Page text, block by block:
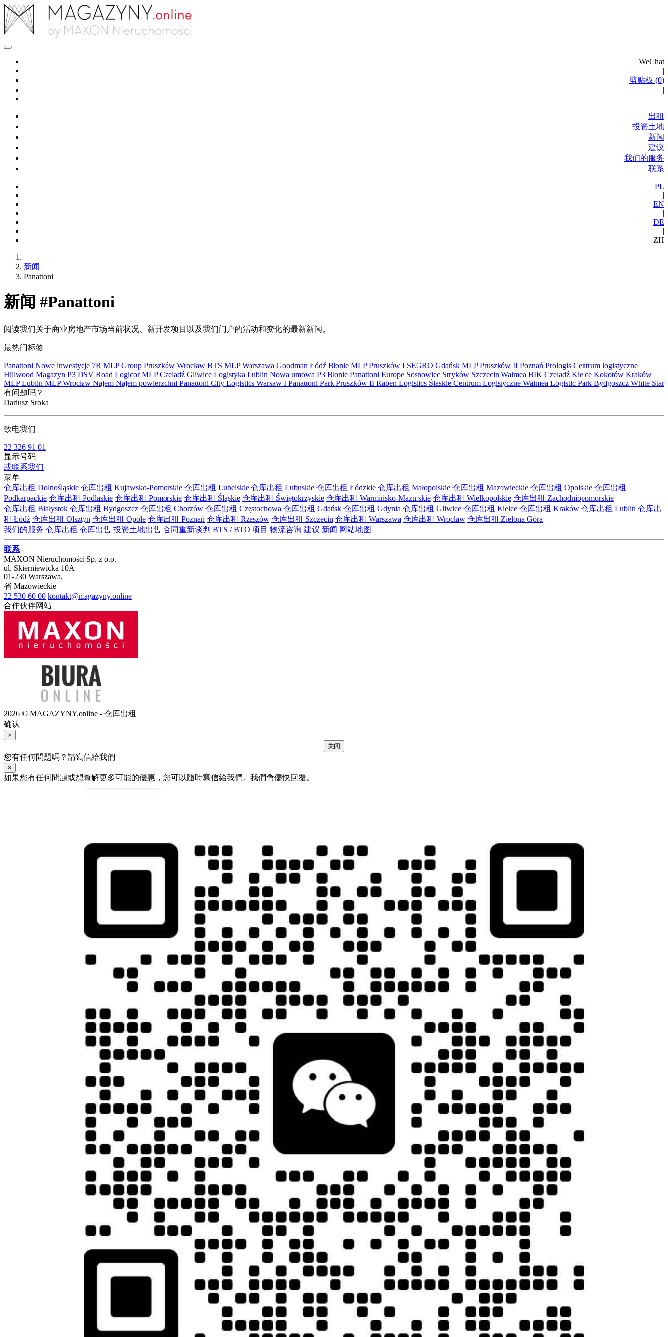
WeChat
|
剪贴板 (0)
|
出租
投资土地
新闻
建议
我们的服务
联系
PL
|
EN
|
DE
|
ZH
新闻
Panattoni
新闻 #Panattoni
阅读我们关于商业房地产市场当前状况、新开发项目以及我们门户的活动和变化的最新新闻。
最热门标签
Panattoni Nowe inwestycje 7R MLP Group Pruszków Wrocław BTS MLPWarszawa Goodman Łódź Błonie MLP Pruszków I SEGRO Gdańsk MLP Pruszków II Poznań Prologis Centrum logistyczne
Hillwood Magazyn P3 DSV Road LogicorMLP Czeladź Gliwice Logistyka Lublin Nowa umowa P3 Błonie Panattoni Europe Sosnowiec Stryków Szczecin Waimea BIK Czeladź Kielce Kokotów Kraków
MLP Lublin MLP Wrocław Najem Najem powierzchni Panattoni City Logistics Warsaw I Panattoni Park Pruszków II Raben Logistics Ślaskie Centrum Logistyczne Waimea Logistic Park Bydgoszcz White Star
有问题吗？
Dariusz Sroka
致电我们
22 326 91 01
显示号码
或联系我们
菜单
仓库出租 Dolnośląskie 仓库出租 Kujawsko-Pomorskie 仓库出租 Lubelskie 仓库出租 Lubuskie 仓库出租 Łódzkie 仓库出租 Małopolskie 仓库出租 Mazowieckie 仓库出租 Opolskie 仓库出租
Podkarpackie 仓库出租 Podlaskie 仓库出租 Pomorskie 仓库出租 Śląskie 仓库出租 Świętokrzyskie 仓库出租 Warmińsko-Mazurskie 仓库出租 Wielkopolskie 仓库出租 Zachodniopomorskie
仓库出租 Białystok 仓库出租 Bydgoszcz 仓库出租 Chorzów 仓库出租 Częstochowa 仓库出租 Gdańsk 仓库出租 Gdynia 仓库出租 Gliwice 仓库出租 Kielce 仓库出租 Kraków 仓库出租 Lublin 仓库出
租 Łódź 仓库出租 Olsztyn 仓库出租 Opole 仓库出租 Poznań 仓库出租 Rzeszów 仓库出租 Szczecin 仓库出租 Warszawa 仓库出租 Wrocław 仓库出租 Zielona Góra
我们的服务 仓库出租 仓库出售 投资土地出售 合同重新谈判 BTS / BTO 项目 物流咨询 建议 新闻 网站地图
联系
MAXON Nieruchomości Sp. z o.o.
ul. Skierniewicka 10A
01-230 Warszawa,
省 Mazowieckie
22 530 60 00 kontakt@magazyny.online
合作伙伴网站
2026 © MAGAZYNY.online - 仓库出租
确认
×
关闭
您有任何問題嗎？請寫信給我們
×
如果您有任何問題或想瞭解更多可能的優惠，您可以隨時寫信給我們。我們會儘快回覆。